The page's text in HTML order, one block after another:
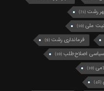
رشت (21)
ملی (10)
فرمانداری رشت (9)
اصلاح‌طلب (10)
(10)
(48)